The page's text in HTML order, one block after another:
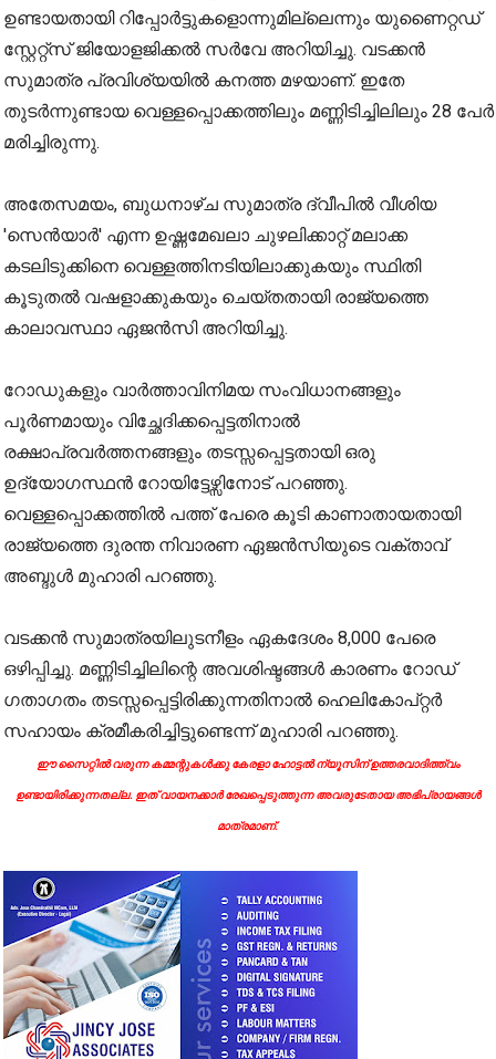
ഉണ്ടായതായി റിപ്പോര്‍ട്ടുകളൊന്നുമില്ലെന്നും യുണൈറ്റഡ്
സ്റ്റേറ്റ്‌സ് ജിയോളജിക്കല്‍ സര്‍വേ അറിയിച്ചു. വടക്കന്‍
സുമാത്ര പ്രവിശ്യയില്‍ കനത്ത മഴയാണ്. ഇതേ
തുടര്‍ന്നുണ്ടായ വെള്ളപ്പൊക്കത്തിലും മണ്ണിടിച്ചിലിലും 28 പേര്‍
മരിച്ചിരുന്നു.
അതേസമയം, ബുധനാഴ്ച സുമാത്ര ദ്വീപില്‍ വീശിയ
'സെന്‍യാര്‍' എന്ന ഉഷ്ണമേഖലാ ചുഴലിക്കാറ്റ് മലാക്ക
കടലിടുക്കിനെ വെള്ളത്തിനടിയിലാക്കുകയും സ്ഥിതി
കൂടുതല്‍ വഷളാക്കുകയും ചെയ്തതായി രാജ്യത്തെ
കാലാവസ്ഥാ ഏജന്‍സി അറിയിച്ചു.
റോഡുകളും വാര്‍ത്താവിനിമയ സംവിധാനങ്ങളും
പൂര്‍ണമായും വിച്ഛേദിക്കപ്പെട്ടതിനാല്‍
രക്ഷാപ്രവര്‍ത്തനങ്ങളും തടസ്സപ്പെട്ടതായി ഒരു
ഉദ്യോഗസ്ഥന്‍ റോയിട്ടേഴ്സിനോട് പറഞ്ഞു.
വെള്ളപ്പൊക്കത്തില്‍ പത്ത് പേരെ കൂടി കാണാതായതായി
രാജ്യത്തെ ദുരന്ത നിവാരണ ഏജന്‍സിയുടെ വക്താവ്
അബ്ദുള്‍ മുഹാരി പറഞ്ഞു.
വടക്കന്‍ സുമാത്രയിലുടനീളം ഏകദേശം 8,000 പേരെ
ഒഴിപ്പിച്ചു. മണ്ണിടിച്ചിലിന്റെ അവശിഷ്ടങ്ങള്‍ കാരണം റോഡ്
ഗതാഗതം തടസ്സപ്പെട്ടിരിക്കുന്നതിനാല്‍ ഹെലികോപ്റ്റര്‍
സഹായം ക്രമീകരിച്ചിട്ടുണ്ടെന്ന് മുഹാരി പറഞ്ഞു.
ഈ സൈറ്റിൽ വരുന്ന കമ്മന്റുകൾക്കു കേരളാ ഹോട്ടൽ ന്യൂസിന് ഉത്തരവാദിത്ത്വം
ഉണ്ടായിരിക്കുന്നതല്ല. ഇത് വായനക്കാർ രേഖപ്പെടുത്തുന്ന അവരുടേതായ അഭിപ്രായങ്ങൾ
മാത്രമാണ്.